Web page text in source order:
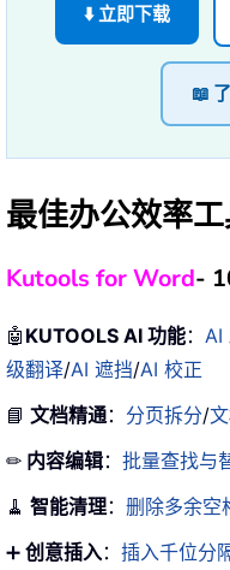
⬇️ 立即下载
📖
最佳办公效率
Kutools for Word-
🤖 KUTOOLS AI 功能： AI
级翻译/AI 遮挡/AI 校正
📘 文档精通： 分页拆分/
✏ 内容编辑： 批量查找与
🧹 智能清理： 删除多余空
➕ 创意插入： 插入千位分